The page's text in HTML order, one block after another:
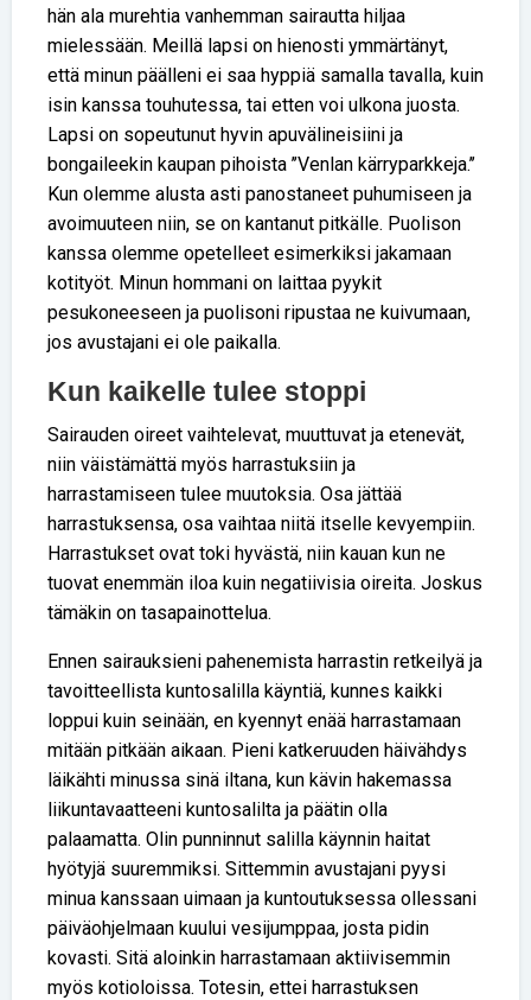
hän ala murehtia vanhemman sairautta hiljaa
mielessään. Meillä lapsi on hienosti ymmärtänyt,
että minun päälleni ei saa hyppiä samalla tavalla, kuin
isin kanssa touhutessa, tai etten voi ulkona juosta.
Lapsi on sopeutunut hyvin apuvälineisiini ja
bongaileekin kaupan pihoista ’’Venlan kärryparkkeja.’’
Kun olemme alusta asti panostaneet puhumiseen ja
avoimuuteen niin, se on kantanut pitkälle. Puolison
kanssa olemme opetelleet esimerkiksi jakamaan
kotityöt. Minun hommani on laittaa pyykit
pesukoneeseen ja puolisoni ripustaa ne kuivumaan,
jos avustajani ei ole paikalla.
Kun kaikelle tulee stoppi
Sairauden oireet vaihtelevat, muuttuvat ja etenevät,
niin väistämättä myös harrastuksiin ja
harrastamiseen tulee muutoksia. Osa jättää
harrastuksensa, osa vaihtaa niitä itselle kevyempiin.
Harrastukset ovat toki hyvästä, niin kauan kun ne
tuovat enemmän iloa kuin negatiivisia oireita. Joskus
tämäkin on tasapainottelua.
Ennen sairauksieni pahenemista harrastin retkeilyä ja
tavoitteellista kuntosalilla käyntiä, kunnes kaikki
loppui kuin seinään, en kyennyt enää harrastamaan
mitään pitkään aikaan. Pieni katkeruuden häivähdys
läikähti minussa sinä iltana, kun kävin hakemassa
liikuntavaatteeni kuntosalilta ja päätin olla
palaamatta. Olin punninnut salilla käynnin haitat
hyötyjä suuremmiksi. Sittemmin avustajani pyysi
minua kanssaan uimaan ja kuntoutuksessa ollessani
päiväohjelmaan kuului vesijumppaa, josta pidin
kovasti. Sitä aloinkin harrastamaan aktiivisemmin
myös kotioloissa. Totesin, ettei harrastuksen